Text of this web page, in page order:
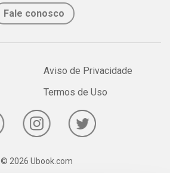
Fale conosco
Aviso de Privacidade
Termos de Uso
© 2026 Ubook.com